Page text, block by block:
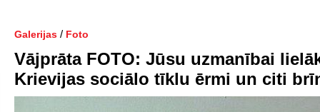
Galerijas / Foto
Vājprāta FOTO: Jūsu uzmanībai
Krievijas sociālo tīklu ērmi un citi